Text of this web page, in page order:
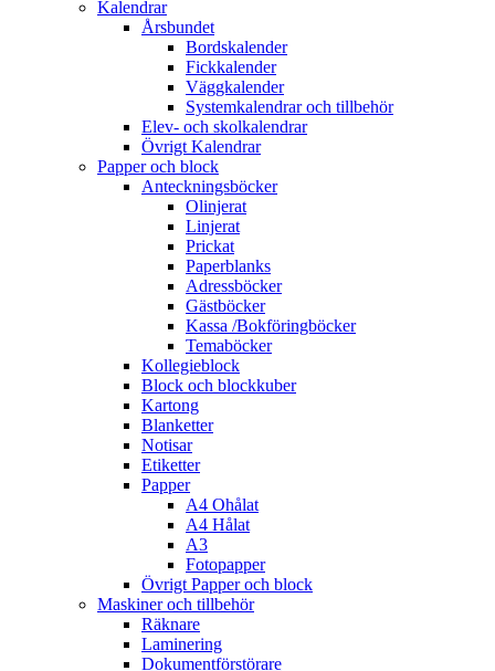
Kalendrar
Årsbundet
Bordskalender
Fickkalender
Väggkalender
Systemkalendrar och tillbehör
Elev- och skolkalendrar
Övrigt Kalendrar
Papper och block
Anteckningsböcker
Olinjerat
Linjerat
Prickat
Paperblanks
Adressböcker
Gästböcker
Kassa /Bokföringböcker
Temaböcker
Kollegieblock
Block och blockkuber
Kartong
Blanketter
Notisar
Etiketter
Papper
A4 Ohålat
A4 Hålat
A3
Fotopapper
Övrigt Papper och block
Maskiner och tillbehör
Räknare
Laminering
Dokumentförstörare